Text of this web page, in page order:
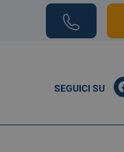
SEGUICI SU